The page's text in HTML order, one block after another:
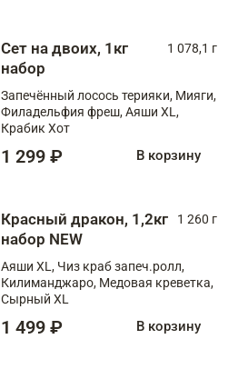
Сет на двоих, 1кг
набор
1 078,1 г
Запечённый лосось терияки, Мияги,
Филадельфия фреш, Аяши XL,
Крабик Хот
1 299 ₽ В корзину
Красный дракон, 1,2кг
набор NEW
1 260 г
Аяши XL, Чиз краб запеч.ролл,
Килиманджаро, Медовая креветка,
Сырный XL
1 499 ₽ В корзину